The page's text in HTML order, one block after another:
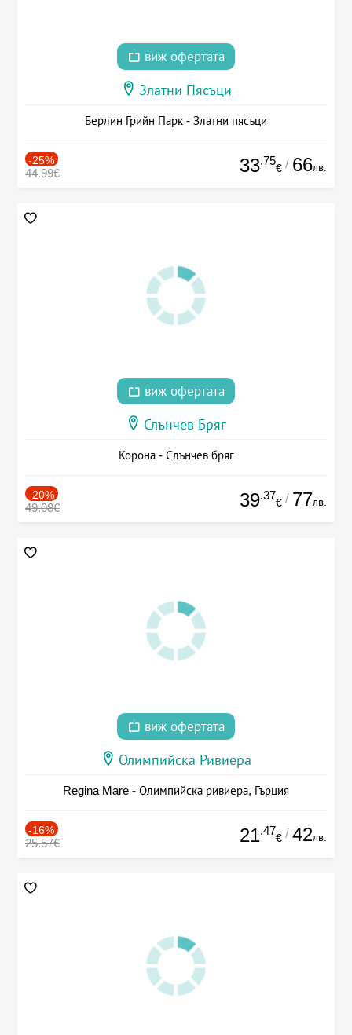
виж офертата
Златни Пясъци
Берлин Грийн Парк - Златни пясъци
-25%
44.99€ 33.75
€ / 66лв.
виж офертата
Слънчев Бряг
Корона - Слънчев бряг
-20%
49.08€ 39.37
€ / 77лв.
виж офертата
Олимпийска Ривиера
Regina Mare - Олимпийска ривиера, Гърция
-16%
25.57€ 21.47
€ / 42лв.